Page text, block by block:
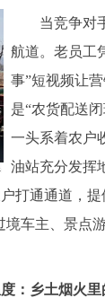
当竞争对
航道。老员工
事”短视频让
是“农货配送
一头系着农户
油站充分发挥
打通通道，
车主、景点
：乡土烟火